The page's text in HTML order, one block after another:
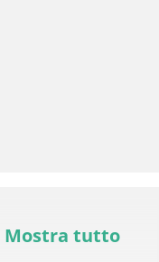
Mostra tutto